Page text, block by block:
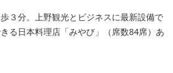
３分。上野観光とビジネスに最新設備で
る日本料理店「みやび」（席数84席）あ